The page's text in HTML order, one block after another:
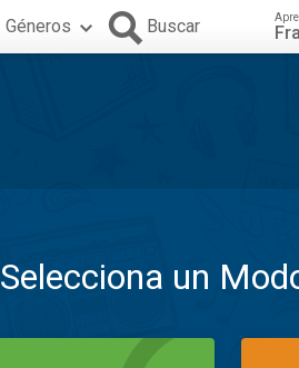
Géneros Buscar
Selecciona un